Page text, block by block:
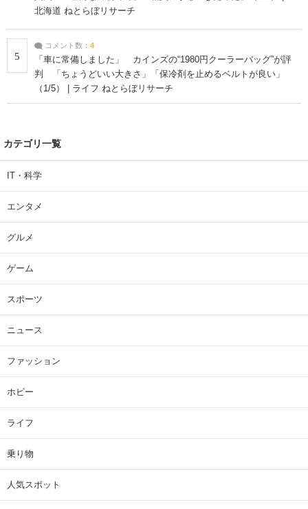
北海道 ねとらぼリサーチ
5
コメント数： 4
「車に常備しました」 カインズの“1980円クーラーバッグ”が評
判 「ちょうどいい大きさ」「保冷剤を止めるベルトが良い」
（1/5） | ライフ ねとらぼリサーチ
カテゴリ一覧
IT・科学
エンタメ
グルメ
ゲーム
スポーツ
ニュース
ファッション
ホビー
ライフ
乗り物
人気スポット